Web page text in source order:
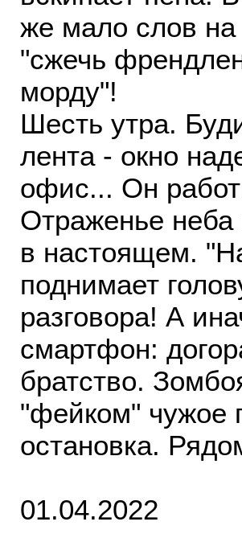
же мало слов на
"сжечь
морду"!
Шесть утра.
лента - окно
офис... Он
Отраженье
в настоящем.
поднимает
разговора! А
смартфон:
братство.
"фейком" чужое
остановка.
01.04.2022